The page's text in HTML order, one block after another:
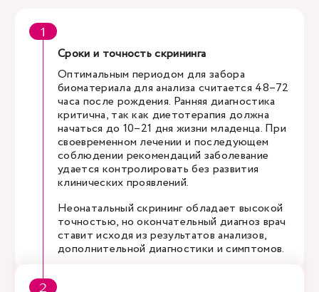
Сроки и точность скрининга
Оптимальным периодом для забора
биоматериала для анализа считается 48–72
часа после рождения. Ранняя диагностика
критична, так как диетотерапия должна
начаться до 10–21 дня жизни младенца. При
своевременном лечении и последующем
соблюдении рекомендаций заболевание
удается контролировать без развития
клинических проявлений.
Неонатальный скрининг обладает высокой
точностью, но окончательный диагноз врач
ставит исходя из результатов анализов,
дополнительной диагностики и симптомов.